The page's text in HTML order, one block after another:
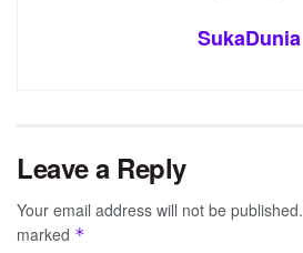
SukaDunia
Leave a Reply
Your email address will not be published.
marked *